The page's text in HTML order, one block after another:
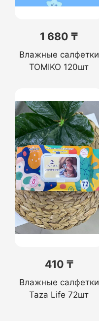
1 680 ₸
Влажные салфетки
TOMIKO 120шт
410 ₸
Влажные салфетки
Taza Life 72шт